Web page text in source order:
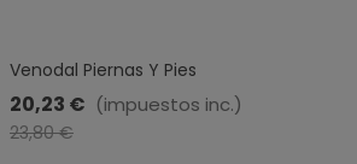
Venodal Piernas Y Pies
Cansados · Espadiet · 20
Viales
20,23 € (impuestos inc.)
23,80 €